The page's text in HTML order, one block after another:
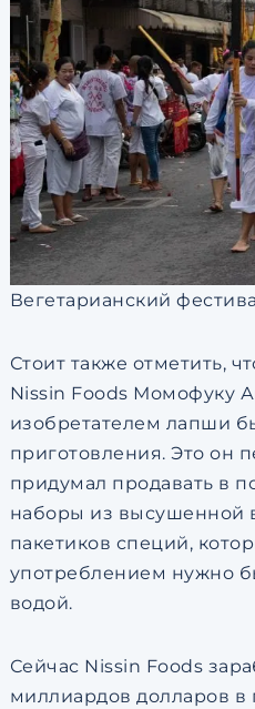
Вегетарианский
Стоит также отметить,
Nissin Foods Момофуку
изобретателем лапши
приготовления. Это он
придумал продавать в
наборы из высушенной
пакетиков специй,
употреблением нужно
водой.
Сейчас Nissin Foods
миллиардов долларов в